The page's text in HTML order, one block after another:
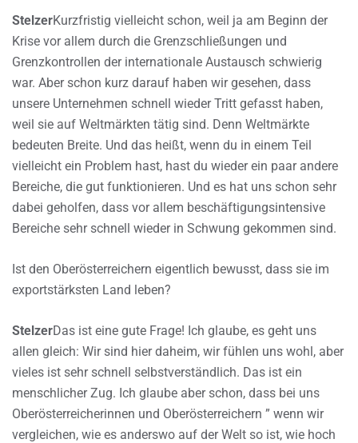
StelzerKurzfristig vielleicht schon, weil ja am Beginn der
Krise vor allem durch die Grenzschließungen und
Grenzkontrollen der internationale Austausch schwierig
war. Aber schon kurz darauf haben wir gesehen, dass
unsere Unternehmen schnell wieder Tritt gefasst haben,
weil sie auf Weltmärkten tätig sind. Denn Weltmärkte
bedeuten Breite. Und das heißt, wenn du in einem Teil
vielleicht ein Problem hast, hast du wieder ein paar andere
Bereiche, die gut funktionieren. Und es hat uns schon sehr
dabei geholfen, dass vor allem beschäftigungsintensive
Bereiche sehr schnell wieder in Schwung gekommen sind.
Ist den Oberösterreichern eigentlich bewusst, dass sie im
exportstärksten Land leben?
StelzerDas ist eine gute Frage! Ich glaube, es geht uns
allen gleich: Wir sind hier daheim, wir fühlen uns wohl, aber
vieles ist sehr schnell selbstverständlich. Das ist ein
menschlicher Zug. Ich glaube aber schon, dass bei uns
Oberösterreicherinnen und Oberösterreichern ” wenn wir
vergleichen, wie es anderswo auf der Welt so ist, wie hoch